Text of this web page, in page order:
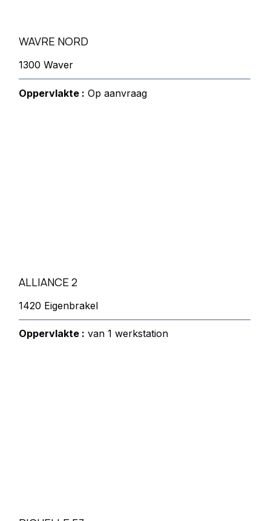
WAVRE NORD
1300 Waver
Oppervlakte : Op aanvraag
ALLIANCE 2
1420 Eigenbrakel
Oppervlakte : van 1 werkstation